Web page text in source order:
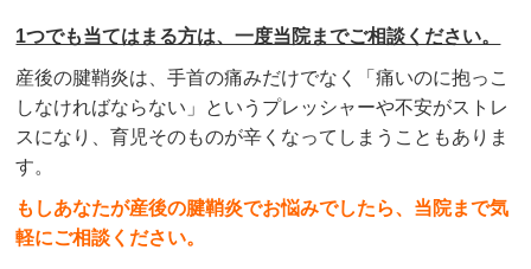
1つでも当てはまる方は、一度当院までご相談ください。
産後の腱鞘炎は、手首の痛みだけでなく「痛いのに抱っこ
しなければならない」というプレッシャーや不安がストレ
スになり、育児そのものが辛くなってしまうこともありま
す。
もしあなたが産後の腱鞘炎でお悩みでしたら、当院まで気
軽にご相談ください。